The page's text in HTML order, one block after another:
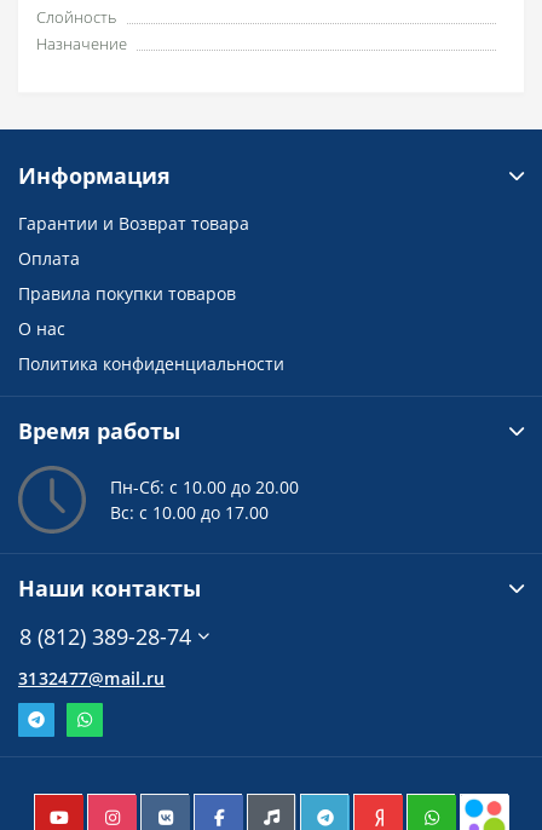
Слойность
Назначение
Информация
Гарантии и Возврат товара
Оплата
Правила покупки товаров
О нас
Политика конфиденциальности
Время работы
Пн-Сб: с 10.00 до 20.00
Вс: с 10.00 до 17.00
Наши контакты
8 (812) 389-28-74
3132477@mail.ru